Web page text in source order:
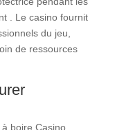
. Le casino fournit
du jeu,
de ressources
boire Casino